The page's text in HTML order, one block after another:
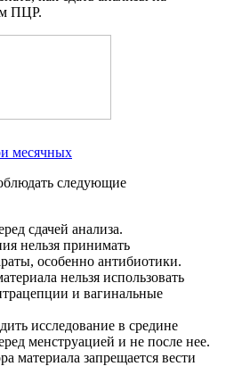
ПЦР.
месячных
следующие
сдачей анализа.
нельзя принимать
особенно антибиотики.
нельзя использовать
и вагинальные
исследование в средине
менструацией и не после нее.
материала запрещается вести